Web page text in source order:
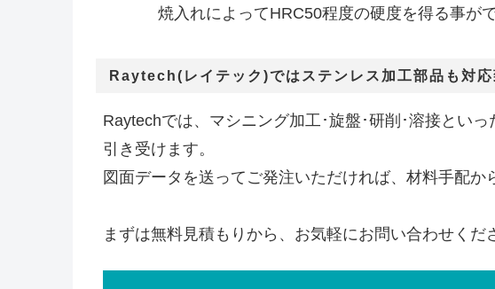
焼入れによってHRC50程度の硬度を得る事がで
Raytech(レイテック)ではステンレス加工部品も対応
Raytechでは、マシニング加工･旋盤･研削･溶接とい
引き受けます。
図面データを送ってご発注いただければ、材料手配か
まずは無料見積もりから、お気軽にお問い合わせくだ